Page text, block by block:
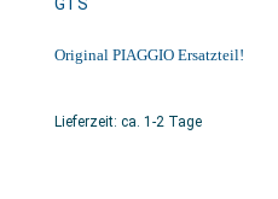
Original PIAGGIO Ersatzteil!
Lieferzeit: ca. 1-2 Tage